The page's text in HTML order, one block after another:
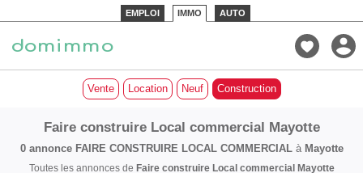
EMPLOI IMMO AUTO
Vente Location Neuf Construction
Faire construire Local commercial Mayotte
0 annonce FAIRE CONSTRUIRE LOCAL COMMERCIALà Mayotte
Toutes les annonces de Faire construire Local commercial Mayotte